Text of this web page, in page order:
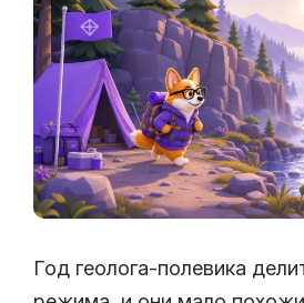
Год геолога-полевика